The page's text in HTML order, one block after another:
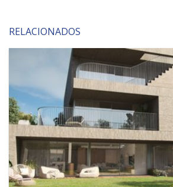
RELACIONADOS